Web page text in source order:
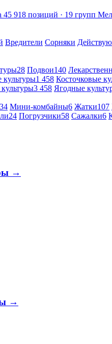
45 918 позиций · 19 групп
Вредители Сорняки
28 Подвои140
1 458 Косточковые
3 458 Ягодные
Мини-комбайны6 Жатки107
24 Погрузчики58 Сажалки6
→
→